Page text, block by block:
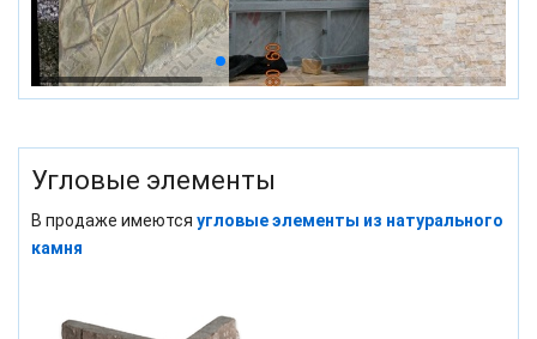
Угловые элементы
В продаже имеются угловые элементы из натурального
камня